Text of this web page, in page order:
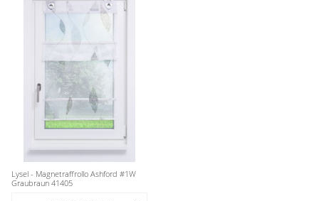
Lysel - Magnetraffrollo Ashford #1W
Graubraun 41405